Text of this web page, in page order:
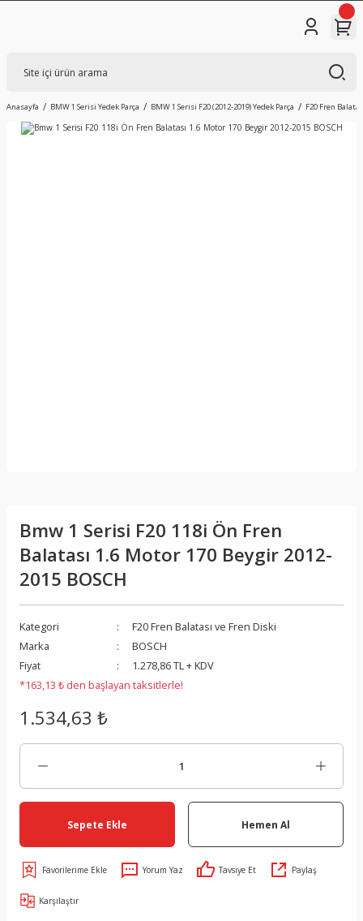
Anasayfa BMW 1 Serisi Yedek Parça BMW 1 Serisi F20 (2012-2019) Yedek Parça F20 Fren
Bmw 1 Serisi F20 118i Ön Fren
Balatası 1.6 Motor 170 Beygir 2012-
2015 BOSCH
Kategori
F20 Fren Balatası ve Fren Diski
Marka
BOSCH
Fiyat
1.278,86 TL + KDV
*163,13 ₺ den başlayan taksitlerle!
1.534,63 ₺
Sepete Ekle Hemen Al
Yorum Yaz Tavsiye Et Paylaş
Karşılaştır